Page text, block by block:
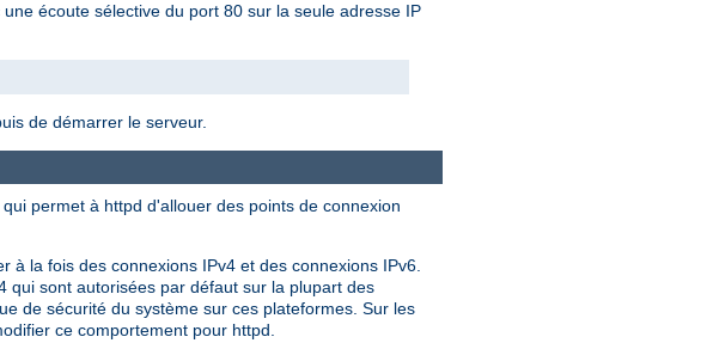
écoute sélective du port 80 sur la seule adresse IP
de démarrer le serveur.
permet à httpd d'allouer des points de connexion
à la fois des connexions IPv4 et des connexions IPv6.
qui sont autorisées par défaut sur la plupart des
de sécurité du système sur ces plateformes. Sur les
ce comportement pour httpd.